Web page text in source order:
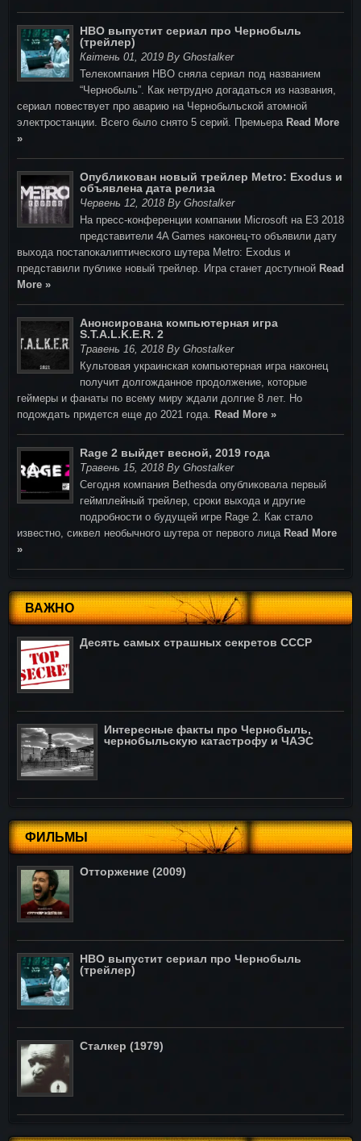
HBO выпустит сериал про Чернобыль
(трейлер)
Квітень 01, 2019 By Ghostalker
Телекомпания HBO сняла сериал под названием
“Чернобыль”. Как нетрудно догадаться из названия,
сериал повествует про аварию на Чернобыльской атомной
электростанции. Всего было снято 5 серий. Премьера Read More
»
Опубликован новый трейлер Metro: Exodus и
объявлена дата релиза
Червень 12, 2018 By Ghostalker
На пресс-конференции компании Microsoft на E3 2018
представители 4A Games наконец-то объявили дату
выхода постапокалиптического шутера Metro: Exodus и
представили публике новый трейлер. Игра станет доступной Read
More »
Анонсирована компьютерная игра
S.T.A.L.K.E.R. 2
Травень 16, 2018 By Ghostalker
Культовая украинская компьютерная игра наконец
получит долгожданное продолжение, которые
геймеры и фанаты по всему миру ждали долгие 8 лет. Но
подождать придется еще до 2021 года. Read More »
Rage 2 выйдет весной, 2019 года
Травень 15, 2018 By Ghostalker
Cегодня компания Bethesda опубликовала первый
геймплейный трейлер, сроки выхода и другие
подробности о будущей игре Rage 2. Как стало
известно, сиквел необычного шутера от первого лица Read More
»
ВАЖНО
Десять самых страшных секретов СССР
Интересные факты про Чернобыль,
чернобыльскую катастрофу и ЧАЭС
ФИЛЬМЫ
Отторжение (2009)
HBO выпустит сериал про Чернобыль
(трейлер)
Сталкер (1979)